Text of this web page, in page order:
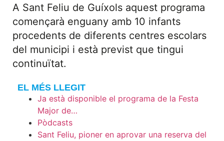
A Sant Feliu de Guíxols aquest programa
començarà enguany amb 10 infants
procedents de diferents centres escolars
del municipi i està previst que tingui
continuïtat.
EL MÉS LLEGIT
Ja està disponible el programa de la Festa
Major de…
Pòdcasts
Sant Feliu, pioner en aprovar una reserva del